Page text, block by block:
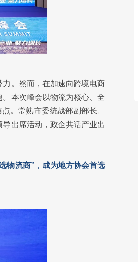
。然而，在加速向跨境电商
本次峰会以物流为核心、全
。常熟市委统战部副部长、
出席活动，政企共话产业出
物流商”，成为地方协会首选